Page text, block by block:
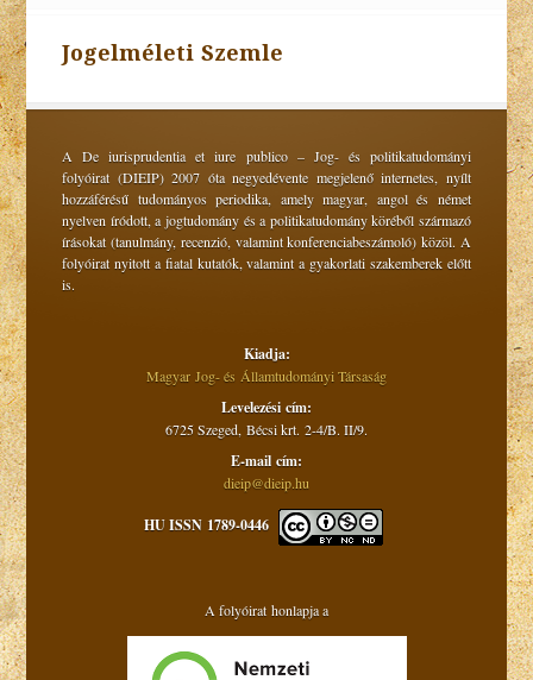
Jogelméleti Szemle
A De iurisprudentia et iure publico – Jog- és politikatudományi
folyóirat (DIEIP) 2007 óta negyedévente megjelenő internetes, nyílt
hozzáférésű tudományos periodika, amely magyar, angol és német
nyelven íródott, a jogtudomány és a politikatudomány köréből származó
írásokat (tanulmány, recenzió, valamint konferenciabeszámoló) közöl. A
folyóirat nyitott a fiatal kutatók, valamint a gyakorlati szakemberek előtt
is.
Kiadja:
Magyar Jog- és Államtudományi Társaság
Levelezési cím:
6725 Szeged, Bécsi krt. 2-4/B. II/9.
E-mail cím:
dieip@dieip.hu
HU ISSN 1789-0446
A folyóirat honlapja a